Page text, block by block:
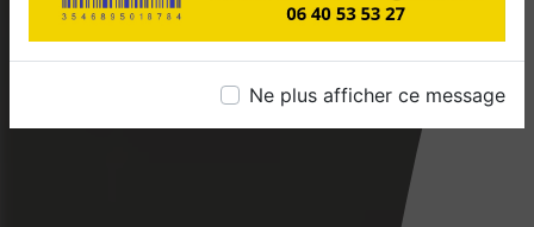
Ne plus afficher ce message